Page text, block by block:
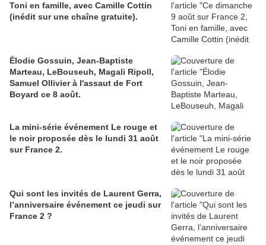
Toni en famille, avec Camille Cottin
(inédit sur une chaîne gratuite).
Élodie Gossuin, Jean-Baptiste
Marteau, LeBouseuh, Magali Ripoll,
Samuel Ollivier à l'assaut de Fort
Boyard ce 8 août.
La mini-série événement Le rouge et
le noir proposée dès le lundi 31 août
sur France 2.
Qui sont les invités de Laurent Gerra,
l’anniversaire événement ce jeudi sur
France 2 ?